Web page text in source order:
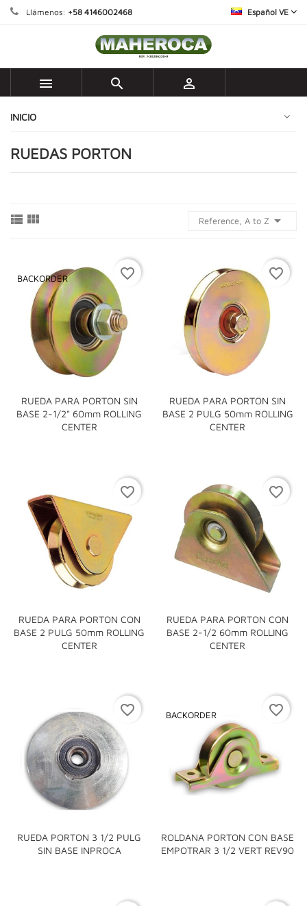
Llámenos: +58 4146002468 Español VE
  
INICIO
RUEDAS PORTON
  Reference, A to Z 
RUEDA PARA PORTON SIN
BASE 2-1/2" 60mm ROLLING
CENTER
BACKORDER favorite_border
RUEDA PARA PORTON SIN
BASE 2 PULG 50mm ROLLING
CENTER
favorite_border
RUEDA PARA PORTON CON
BASE 2 PULG 50mm ROLLING
CENTER
favorite_border
RUEDA PARA PORTON CON
BASE 2-1/2 60mm ROLLING
CENTER
favorite_border
RUEDA PORTON 3 1/2 PULG
SIN BASE INPROCA
favorite_border
ROLDANA PORTON CON BASE
EMPOTRAR 3 1/2 VERT REV90
BACKORDER favorite_border